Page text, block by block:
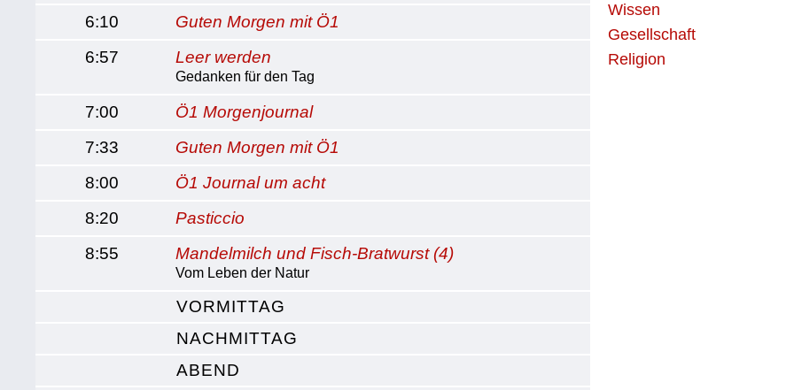
Wissen
Gesellschaft
Religion
6:10
Guten Morgen mit Ö1
6:57
Leer werden
Gedanken für den Tag
7:00
Ö1 Morgenjournal
7:33
Guten Morgen mit Ö1
8:00
Ö1 Journal um acht
8:20
Pasticcio
8:55
Mandelmilch und Fisch-Bratwurst (4)
Vom Leben der Natur
VORMITTAG
NACHMITTAG
ABEND